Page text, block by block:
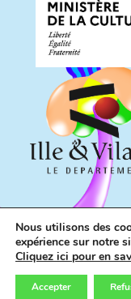
Nous utilisons des
expérience sur notre
Cliquez ici pour en
Accepter